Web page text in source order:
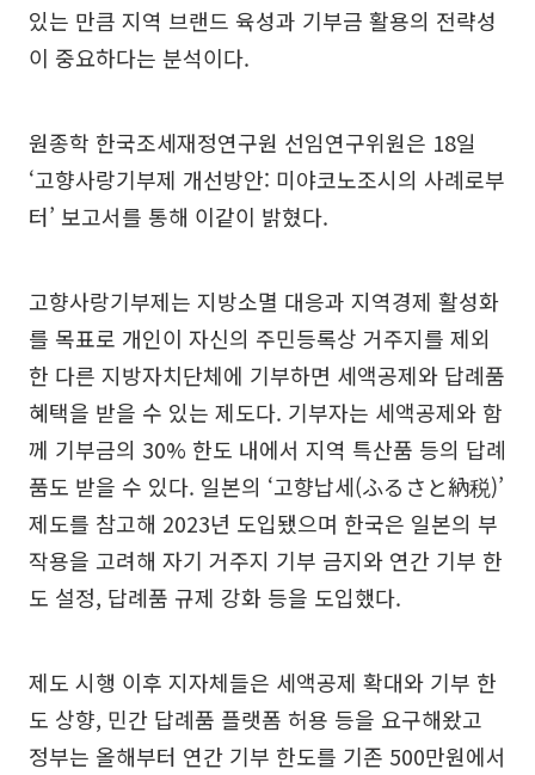
있는 만큼 지역 브랜드 육성과 기부금 활용의 전략성
이 중요하다는 분석이다.
원종학 한국조세재정연구원 선임연구위원은 18일
‘고향사랑기부제 개선방안: 미야코노조시의 사례로부
터’ 보고서를 통해 이같이 밝혔다.
고향사랑기부제는 지방소멸 대응과 지역경제 활성화
를 목표로 개인이 자신의 주민등록상 거주지를 제외
한 다른 지방자치단체에 기부하면 세액공제와 답례품
혜택을 받을 수 있는 제도다. 기부자는 세액공제와 함
께 기부금의 30% 한도 내에서 지역 특산품 등의 답례
품도 받을 수 있다. 일본의 ‘고향납세(ふるさと納税)’
제도를 참고해 2023년 도입됐으며 한국은 일본의 부
작용을 고려해 자기 거주지 기부 금지와 연간 기부 한
도 설정, 답례품 규제 강화 등을 도입했다.
제도 시행 이후 지자체들은 세액공제 확대와 기부 한
도 상향, 민간 답례품 플랫폼 허용 등을 요구해왔고
정부는 올해부터 연간 기부 한도를 기존 500만원에서